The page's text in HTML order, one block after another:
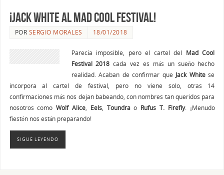
¡JACK WHITE al Mad Cool Festival!
POR SERGIO MORALES 18/01/2018
Parecía imposible, pero el cartel del Mad Cool
Festival 2018 cada vez es más un sueño hecho
realidad. Acaban de confirmar que Jack Whitese
incorpora al cartel de festival, pero no viene solo, otras 14
confirmaciones más nos dejan babeando, con nombres tan queridos para
nosotros comoWolf Alice, Eels, Toundrao Rufus T. Firefly. ¡Menudo
fiestón nos están preparando!
SIGUE LEYENDO